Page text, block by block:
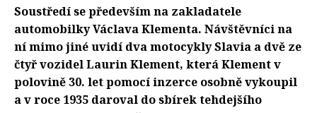
Soustředí se především na zakladatele
automobilky Václava Klementa. Návštěvníci na
ní mimo jiné uvidí dva motocykly Slavia a dvě ze
čtyř vozidel Laurin Klement, která Klement v
polovině 30. let pomocí inzerce osobně vykoupil
a v roce 1935 daroval do sbírek tehdejšího